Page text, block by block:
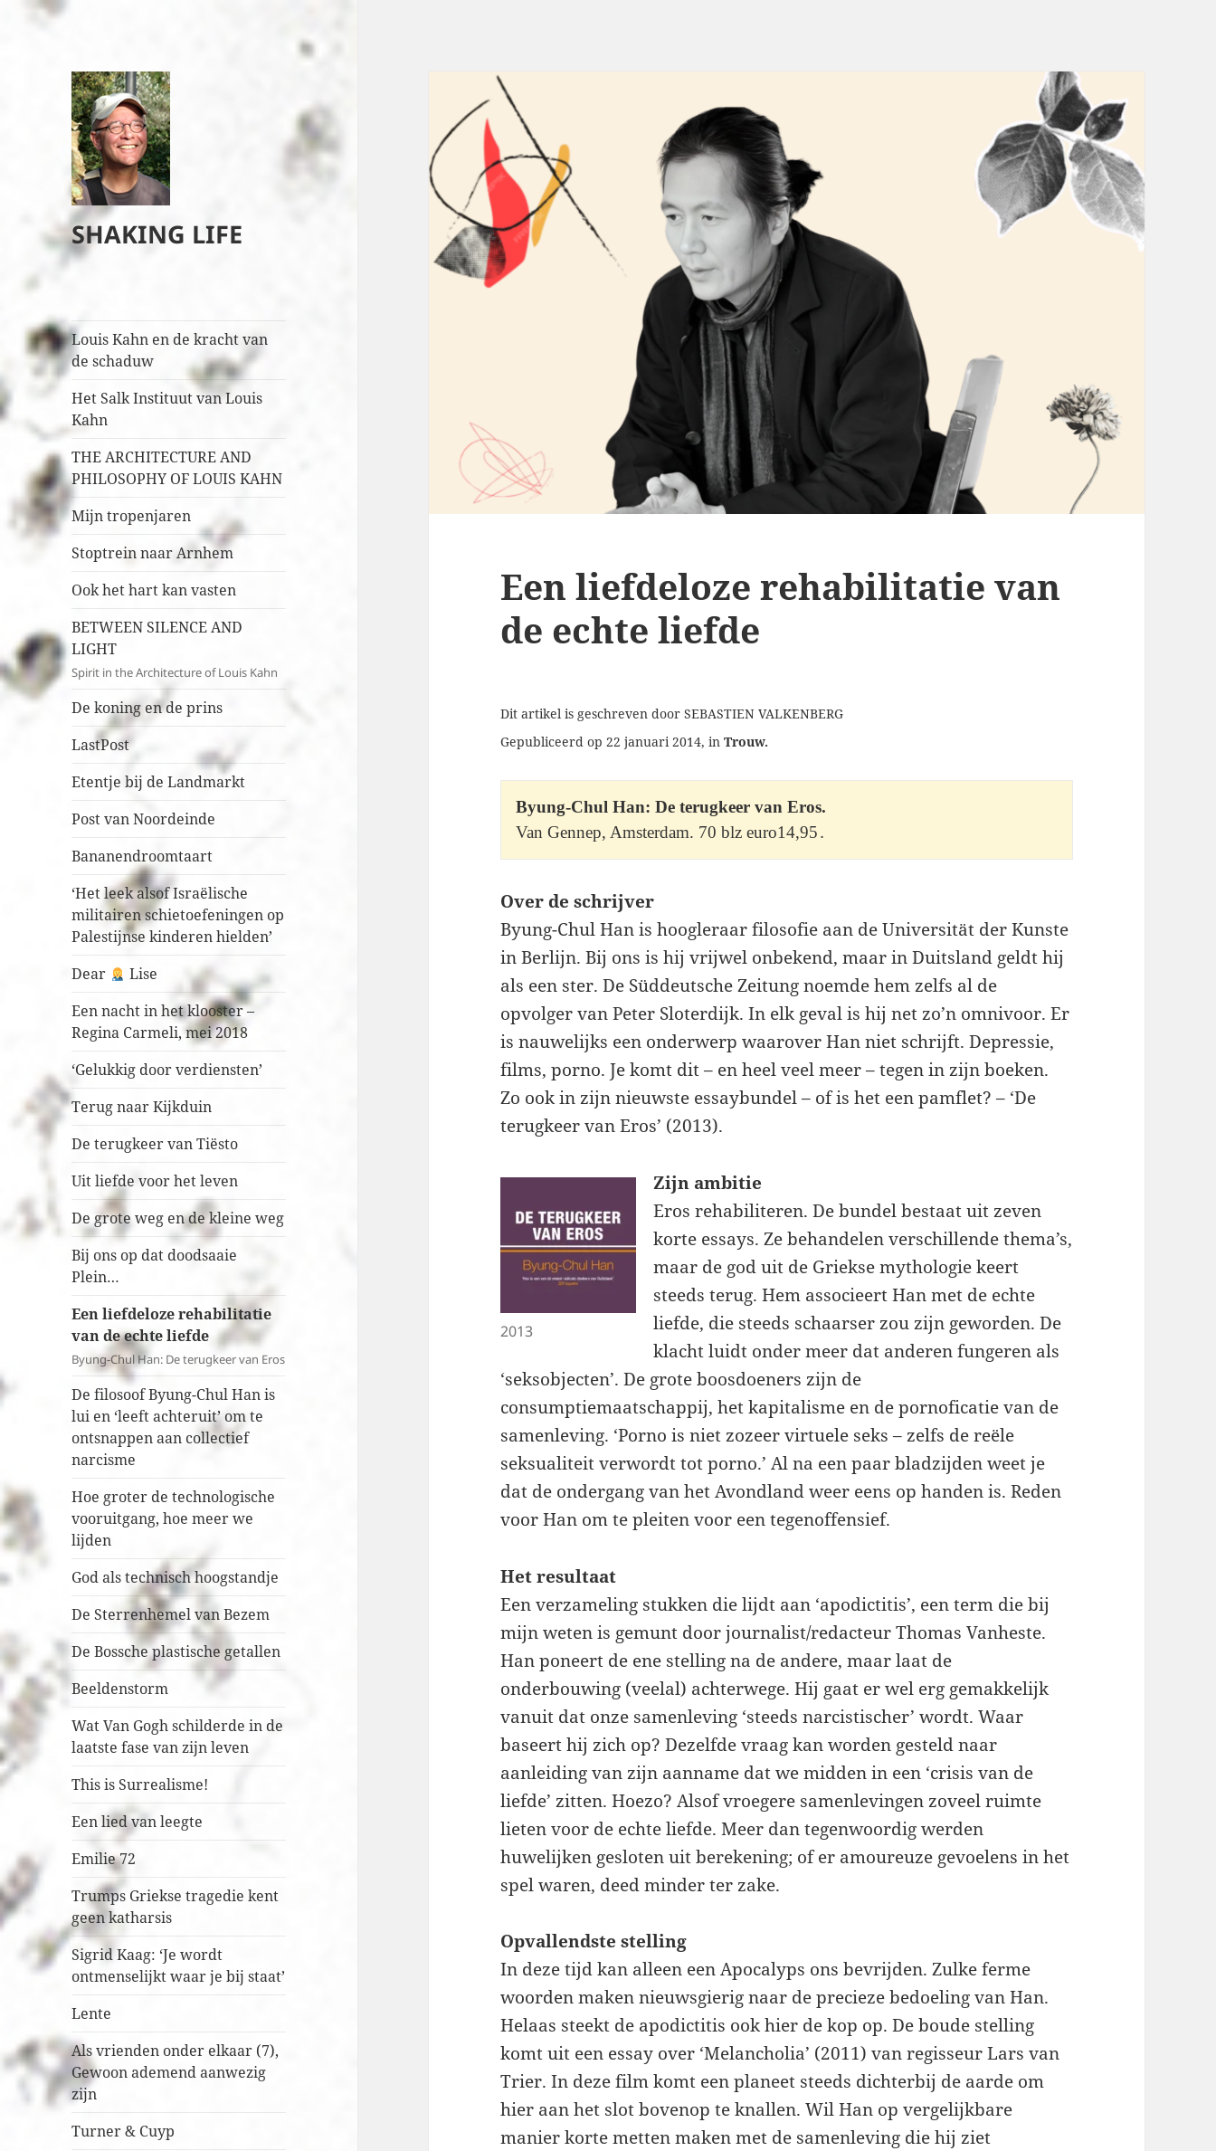
SHAKING LIFE
Louis Kahn en de kracht van
de schaduw
Het Salk Instituut van Louis
Kahn
THE ARCHITECTURE AND
PHILOSOPHY OF LOUIS KAHN
Mijn tropenjaren
Stoptrein naar Arnhem
Ook het hart kan vasten
BETWEEN SILENCE AND
LIGHT
Spirit in the Architecture of Louis Kahn
De koning en de prins
LastPost
Etentje bij de Landmarkt
Post van Noordeinde
Bananendroomtaart
‘Het leek alsof Israëlische
militairen schietoefeningen op
Palestijnse kinderen hielden’
Dear
Lise
Een nacht in het klooster –
Regina Carmeli, mei 2018
‘Gelukkig door verdiensten’
Terug naar Kijkduin
De terugkeer van Tiësto
Uit liefde voor het leven
De grote weg en de kleine weg
Bij ons op dat doodsaaie
Plein…
Een liefdeloze rehabilitatie
van de echte liefde
Byung-Chul Han: De terugkeer van Eros
De filosoof Byung-Chul Han is
lui en ‘leeft achteruit’ om te
ontsnappen aan collectief
narcisme
Hoe groter de technologische
vooruitgang, hoe meer we
lijden
God als technisch hoogstandje
De Sterrenhemel van Bezem
De Bossche plastische getallen
Beeldenstorm
Wat Van Gogh schilderde in de
laatste fase van zijn leven
This is Surrealisme!
Een lied van leegte
Emilie 72
Trumps Griekse tragedie kent
geen katharsis
Sigrid Kaag: ‘Je wordt
ontmenselijkt waar je bij staat’
Lente
Als vrienden onder elkaar (7),
Gewoon ademend aanwezig
zijn
Turner & Cuyp
Een liefdeloze rehabilitatie van
de echte liefde
Dit artikel is geschreven door SEBASTIEN VALKENBERG
Gepubliceerd op 22 januari 2014, inTrouw.
Byung-Chul Han: De terugkeer van Eros.
Van Gennep, Amsterdam. 70 blz euro14,95 .
Over de schrijver
Byung-Chul Han is hoogleraar filosofie aan de Universität der Kunste
in Berlijn. Bij ons is hij vrijwel onbekend, maar in Duitsland geldt hij
als een ster. De Süddeutsche Zeitung noemde hem zelfs al de
opvolger van Peter Sloterdijk. In elk geval is hij net zo’n omnivoor. Er
is nauwelijks een onderwerp waarover Han niet schrijft. Depressie,
films, porno. Je komt dit – en heel veel meer – tegen in zijn boeken.
Zo ook in zijn nieuwste essaybundel – of is het een pamflet? – ‘De
terugkeer van Eros’ (2013).
2013
Zijn ambitie
Eros rehabiliteren. De bundel bestaat uit zeven
korte essays. Ze behandelen verschillende thema’s,
maar de god uit de Griekse mythologie keert
steeds terug. Hem associeert Han met de echte
liefde, die steeds schaarser zou zijn geworden. De
klacht luidt onder meer dat anderen fungeren als
‘seksobjecten’. De grote boosdoeners zijn de
consumptiemaatschappij, het kapitalisme en de pornoficatie van de
samenleving. ‘Porno is niet zozeer virtuele seks – zelfs de reële
seksualiteit verwordt tot porno.’ Al na een paar bladzijden weet je
dat de ondergang van het Avondland weer eens op handen is. Reden
voor Han om te pleiten voor een tegenoffensief.
Het resultaat
Een verzameling stukken die lijdt aan ‘apodictitis’, een term die bij
mijn weten is gemunt door journalist/redacteur Thomas Vanheste.
Han poneert de ene stelling na de andere, maar laat de
onderbouwing (veelal) achterwege. Hij gaat er wel erg gemakkelijk
vanuit dat onze samenleving ‘steeds narcistischer’ wordt. Waar
baseert hij zich op? Dezelfde vraag kan worden gesteld naar
aanleiding van zijn aanname dat we midden in een ‘crisis van de
liefde’ zitten. Hoezo? Alsof vroegere samenlevingen zoveel ruimte
lieten voor de echte liefde. Meer dan tegenwoordig werden
huwelijken gesloten uit berekening; of er amoureuze gevoelens in het
spel waren, deed minder ter zake.
Opvallendste stelling
In deze tijd kan alleen een Apocalyps ons bevrijden. Zulke ferme
woorden maken nieuwsgierig naar de precieze bedoeling van Han.
Helaas steekt de apodictitis ook hier de kop op. De boude stelling
komt uit een essay over ‘Melancholia’ (2011) van regisseur Lars van
Trier. In deze film komt een planeet steeds dichterbij de aarde om
hier aan het slot bovenop te knallen. Wil Han op vergelijkbare
manier korte metten maken met de samenleving die hij ziet